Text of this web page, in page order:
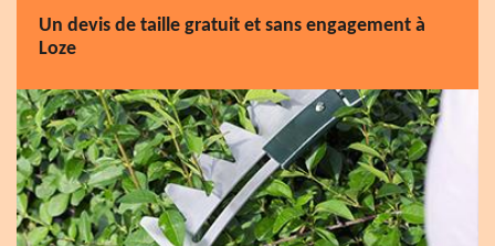
Un devis de taille gratuit et sans engagement à
Loze